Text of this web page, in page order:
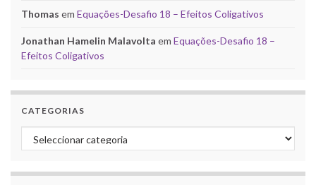
Thomas em Equações-Desafio 18 – Efeitos Coligativos
Jonathan Hamelin Malavolta em Equações-Desafio 18 –
Efeitos Coligativos
CATEGORIAS
Categorias